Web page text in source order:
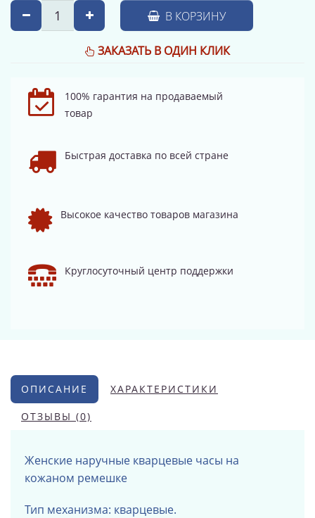
В КОРЗИНУ
ЗАКАЗАТЬ В ОДИН КЛИК
100% гарантия на продаваемый
товар
Быстрая доставка по всей стране
Высокое качество товаров магазина
Круглосуточный центр поддержки
ОПИСАНИЕ ХАРАКТЕРИСТИКИ
ОТЗЫВЫ (0)
Женские наручные кварцевые часы на
кожаном ремешке
Тип механизма: кварцевые.